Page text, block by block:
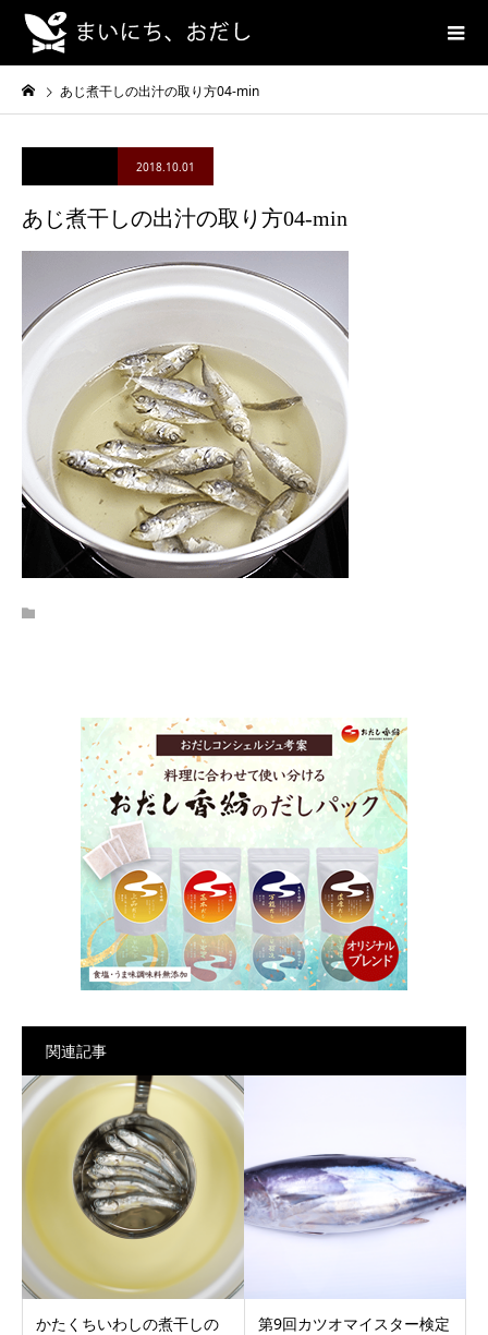
あじ煮干しの出汁の取り方04-min
2018.10.01
あじ煮干しの出汁の取り方04-min
関連記事
かたくちいわしの煮干しの
第9回カツオマイスター検定